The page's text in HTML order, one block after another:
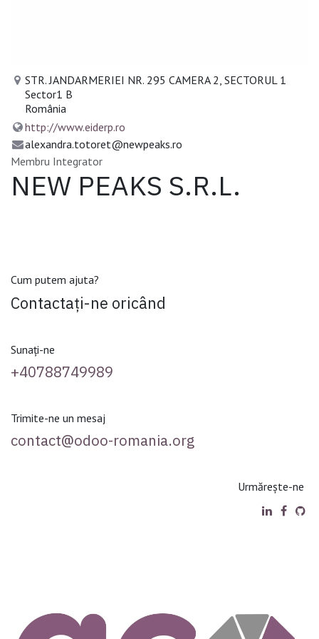
STR. JANDARMERIEI NR. 295 CAMERA 2, SECTORUL 1
Sector1 B
România
http://www.eiderp.ro
alexandra.totoret@newpeaks.ro
Membru Integrator
NEW PEAKS S.R.L.
Cum putem ajuta?
Contactați-ne oricând
Sunați-ne
+40788749989
Trimite-ne un mesaj
contact@odoo-romania.org
Urmărește-ne